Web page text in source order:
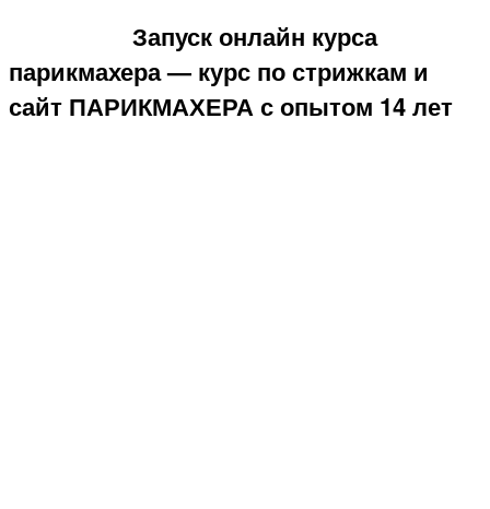
Запуск онлайн курса
парикмахера — курс по стрижкам и
сайт ПАРИКМАХЕРА с опытом 14 лет